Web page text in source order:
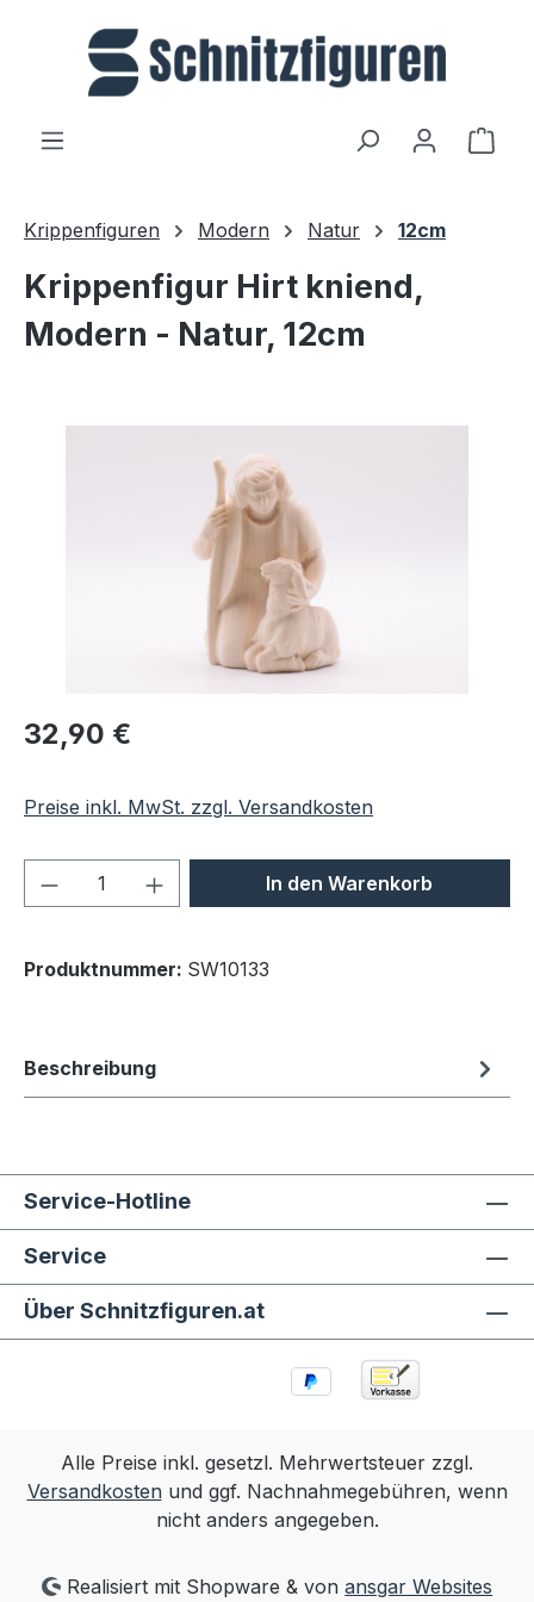
Zum Hauptinhalt springen
Krippenfiguren Modern Natur 12cm
Krippenfigur Hirt kniend,
Modern - Natur, 12cm
Regulärer Preis:
32,90 €
Preise inkl. MwSt. zzgl. Versandkosten
Produkt Anzahl: Gib denIn den Warenkorb
Produktnummer: SW10133
Beschreibung
Service-Hotline
Service
Über Schnitzfiguren.at
Alle Preise inkl. gesetzl. Mehrwertsteuer zzgl.
Versandkostenund ggf. Nachnahmegebühren, wenn
nicht anders angegeben.
Realisiert mit Shopware & vonansgar Websites